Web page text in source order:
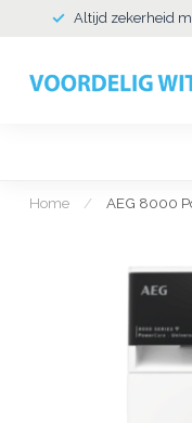
Altijd zekerheid
Home / AEG 8000